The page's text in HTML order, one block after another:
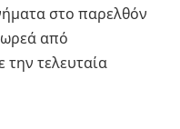
στο παρελθόν
από
την τελευταία